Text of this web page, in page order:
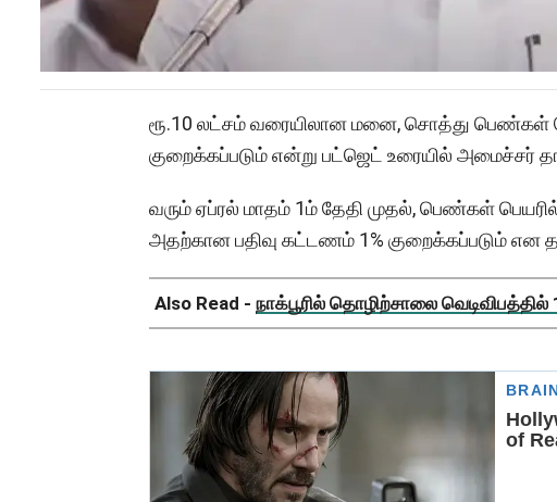
ரூ.10 லட்சம் வரையிலான மனை, சொத்து பெண்கள்
குறைக்கப்படும் என்று பட்ஜெட் உரையில் அமைச்சர்
வரும் ஏப்ரல் மாதம் 1ம் தேதி முதல், பெண்கள்
அதற்கான பதிவு கட்டணம் 1% குறைக்கப்படும் என
Also Read - நாக்பூரில் தொழிற்சாலை வெடிவிபத்தில்